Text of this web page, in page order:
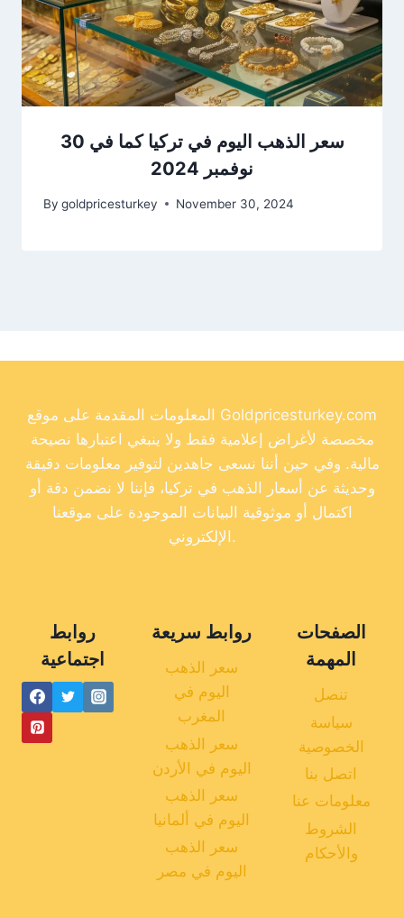
سعر الذهب اليوم في تركيا كما في 30
نوفمبر 2024
By goldpricesturkey November 30, 2024
المعلومات المقدمة على موقع Goldpricesturkey.com
مخصصة لأغراض إعلامية فقط ولا ينبغي اعتبارها نصيحة
مالية. وفي حين أننا نسعى جاهدين لتوفير معلومات دقيقة
وحديثة عن أسعار الذهب في تركيا، فإننا لا نضمن دقة أو
اكتمال أو موثوقية البيانات الموجودة على موقعنا
الإلكتروني.
روابط
اجتماعية
روابط سريعة
سعر الذهب
اليوم في
المغرب
سعر الذهب
اليوم في الأردن
سعر الذهب
اليوم في ألمانيا
سعر الذهب
اليوم في مصر
الصفحات
المهمة
تنصل
سياسة
الخصوصية
اتصل بنا
معلومات عنا
الشروط
والأحكام